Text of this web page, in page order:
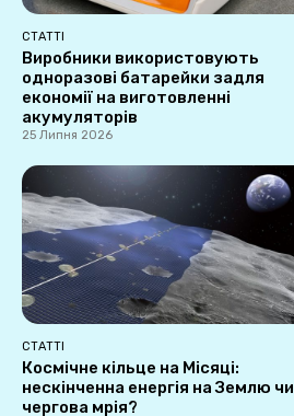
СТАТТІ
Виробники використовують
одноразові батарейки задля
економії на виготовленні
акумуляторів
25 Липня 2026
СТАТТІ
Космічне кільце на Місяці:
нескінченна енергія на Землю чи
чергова мрія?